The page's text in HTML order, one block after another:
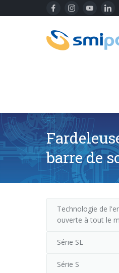
barre de
Technologie de
ouverte à tout le
Série SL
Série S